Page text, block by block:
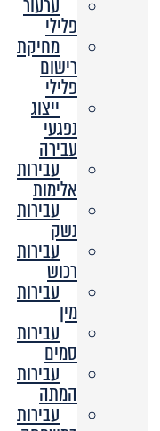
פלילי
מחיקת
רישום
פלילי
ייצוג
נפגעי
עבירה
עבירות
אלימות
עבירות
נשק
עבירות
רכוש
עבירות
מין
עבירות
סמים
עבירות
המתה
עבירות